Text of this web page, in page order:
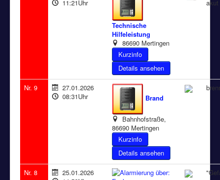
11:21Uhr
Technische
Hilfeleistung
86690 Mertingen
Details ansehen
akut
Nr. 9
27.01.2026
08:31Uhr
Brand
Bahnhofstraße,
86690 Mertingen
Details ansehen
Nr. 8
25.01.2026